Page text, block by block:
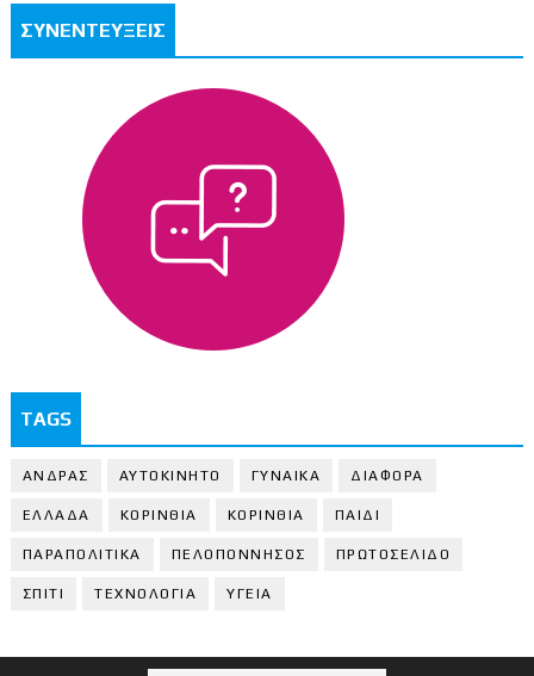
ΣΥΝΕΝΤΕΥΞΕΙΣ
TAGS
ΑΝΔΡΑΣ ΑΥΤΟΚΙΝΗΤΟ ΓΥΝΑΙΚΑ ΔΙΑΦΟΡΑ
ΕΛΛΑΔΑ ΚΟΡΙΝΘΙΑ ΚΟΡΙΝΘΙA ΠΑΙΔΙ
ΠΑΡΑΠΟΛΙΤΙΚΑ ΠΕΛΟΠΟΝΝΗΣΟΣ ΠΡΩΤΟΣΕΛΙΔΟ
ΣΠΙΤΙ ΤΕΧΝΟΛΟΓΙΑ ΥΓΕΙΑ